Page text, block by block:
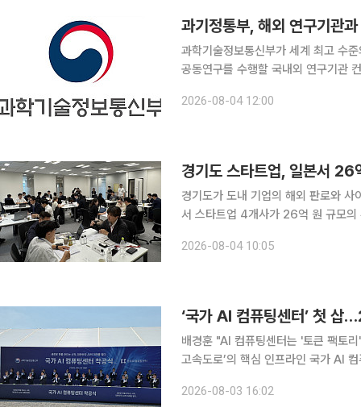
과기정통부, 해외 연구기관
과학기술정보통신부가 세계 최고 수
공동연구를 수행할 국내외 연구기관
원 사업'의 2026년 선정결과를 확정
2026-08-04 12:00
경기도 스타트업, 일본서
경기도가 도내 기업의 해외 판로와
서 스타트업 4개사가 26억 원 규모의
은 7월 29일부터 31일까지 일본 도
2026-08-04 10:05
‘국가 AI 컴퓨팅센터’ 첫 삽
배경훈 "AI 컴퓨팅센터는 '토큰 팩토
고속도로’의 핵심 인프라인 국가 AI
2026-08-03 16:02